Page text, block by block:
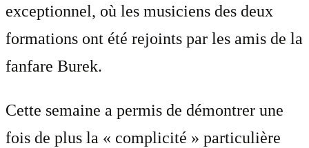
exceptionnel, où les musiciens des deux
formations ont été rejoints par les amis de la
fanfare Burek.
Cette semaine a permis de démontrer une
fois de plus la « complicité » particulière